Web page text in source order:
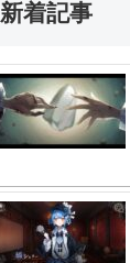
新着記事